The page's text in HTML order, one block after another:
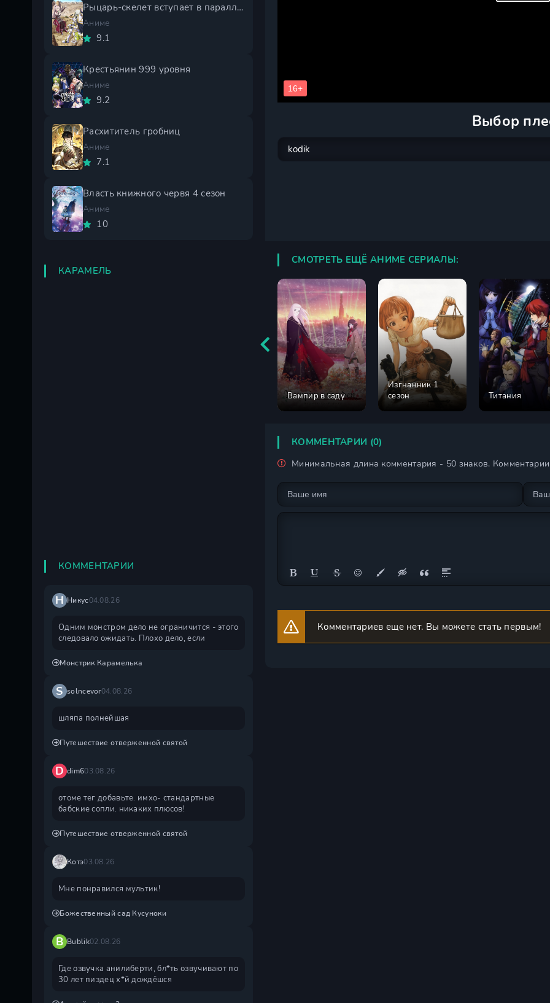
Выбор
СМОТРЕТЬ ЕЩЁ АНИМЕ СЕРИАЛЫ:
Вампир в саду
Изгнанник 1
сезон
Титания
КОММЕНТАРИИ (0)
Минимальная длина комментария - 50 знаков.
Комментариев еще нет. Вы можете стать первым!
Рыцарь-скелет вступает в параллельный мир 2 сезон
Аниме
9.1
Крестьянин 999 уровня
Аниме
9.2
Расхититель гробниц
Аниме
7.1
Власть книжного червя 4 сезон
Аниме
10
КАРАМЕЛЬ
КОММЕНТАРИИ
Н Никус04.08.26
Одним монстром дело не ограничится - этого
следовало ожидать. Плохо дело, если
Монстрик Карамелька
S solncevor04.08.26
шляпа полнейшая
Путешествие отверженной святой
D dim603.08.26
отоме тег добавьте. имхо- стандартные
бабские сопли. никаких плюсов!
Путешествие отверженной святой
Котэ03.08.26
Мне понравился мультик!
Божественный сад Кусуноки
B Bublik02.08.26
Где озвучка анилиберти, бл*ть озвучивают по
30 лет пиздец х*й дождëшся